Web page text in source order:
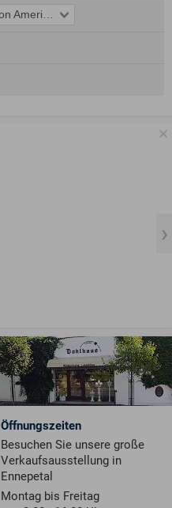
Öffnungszeiten
Besuchen Sie unsere große
Verkaufsausstellung in
Ennepetal
Montag bis Freitag